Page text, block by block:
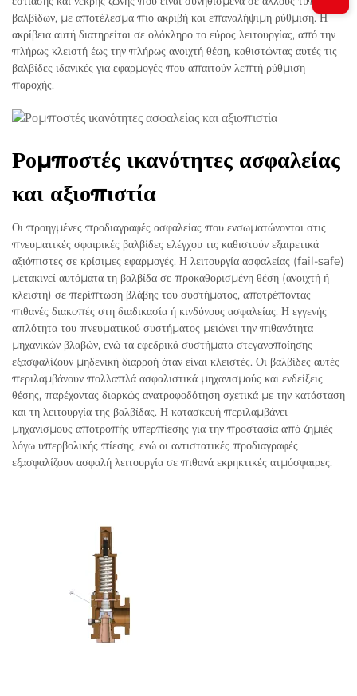
βαλβίδων, με αποτέλεσμα πιο ακριβή και επαναλήψιμη ρύθμιση. Η
ακρίβεια αυτή διατηρείται σε ολόκληρο το εύρος λειτουργίας, από την
πλήρως κλειστή έως την πλήρως ανοιχτή θέση, καθιστώντας αυτές τις
βαλβίδες ιδανικές για εφαρμογές που απαιτούν λεπτή ρύθμιση
παροχής.
Ρομποστές ικανότητες ασφαλείας
και αξιοπιστία
Οι προηγμένες προδιαγραφές ασφαλείας που ενσωματώνονται στις
πνευματικές σφαιρικές βαλβίδες ελέγχου τις καθιστούν εξαιρετικά
αξιόπιστες σε κρίσιμες εφαρμογές. Η λειτουργία ασφαλείας (fail-safe)
μετακινεί αυτόματα τη βαλβίδα σε προκαθορισμένη θέση (ανοιχτή ή
κλειστή) σε περίπτωση βλάβης του συστήματος, αποτρέποντας
πιθανές διακοπές στη διαδικασία ή κινδύνους ασφαλείας. Η εγγενής
απλότητα του πνευματικού συστήματος μειώνει την πιθανότητα
μηχανικών βλαβών, ενώ τα εφεδρικά συστήματα στεγανοποίησης
εξασφαλίζουν μηδενική διαρροή όταν είναι κλειστές. Οι βαλβίδες αυτές
περιλαμβάνουν πολλαπλά ασφαλιστικά μηχανισμούς και ενδείξεις
θέσης, παρέχοντας διαρκώς ανατροφοδότηση σχετικά με την κατάσταση
και τη λειτουργία της βαλβίδας. Η κατασκευή περιλαμβάνει
μηχανισμούς αποτροπής υπερπίεσης για την προστασία από ζημιές
λόγω υπερβολικής πίεσης, ενώ οι αντιστατικές προδιαγραφές
εξασφαλίζουν ασφαλή λειτουργία σε πιθανά εκρηκτικές ατμόσφαιρες.